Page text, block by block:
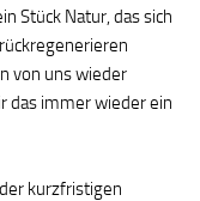
Stück Natur, das sich
von uns wieder
das immer wieder ein
kurzfristigen